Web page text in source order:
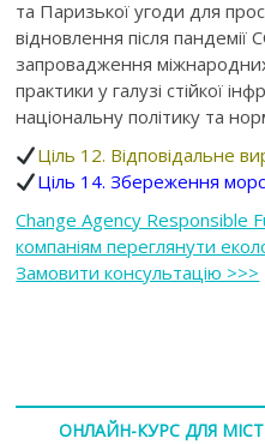
та Паризької угоди для
відновлення після пандемії
запровадження
практики у галузі стійкої
національну політику та
Ціль 12. Відповідальне
Ціль 14. Збереження
Change Agency Responsible
компаніям переглянути
Замовити консультацію >>>
ОНЛАЙН-КУРС ДЛЯ МІСТ